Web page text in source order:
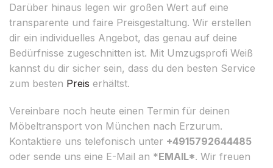
Darüber hinaus legen wir großen Wert auf eine
transparente und faire Preisgestaltung. Wir erstellen
dir ein individuelles Angebot, das genau auf deine
Bedürfnisse zugeschnitten ist. Mit Umzugsprofi Weiß
kannst du dir sicher sein, dass du den besten Service
zum besten Preis erhältst.
Vereinbare noch heute einen Termin für deinen
Möbeltransport von München nach Erzurum.
Kontaktiere uns telefonisch unter +4915792644485
oder sende uns eine E-Mail an *EMAIL*. Wir freuen